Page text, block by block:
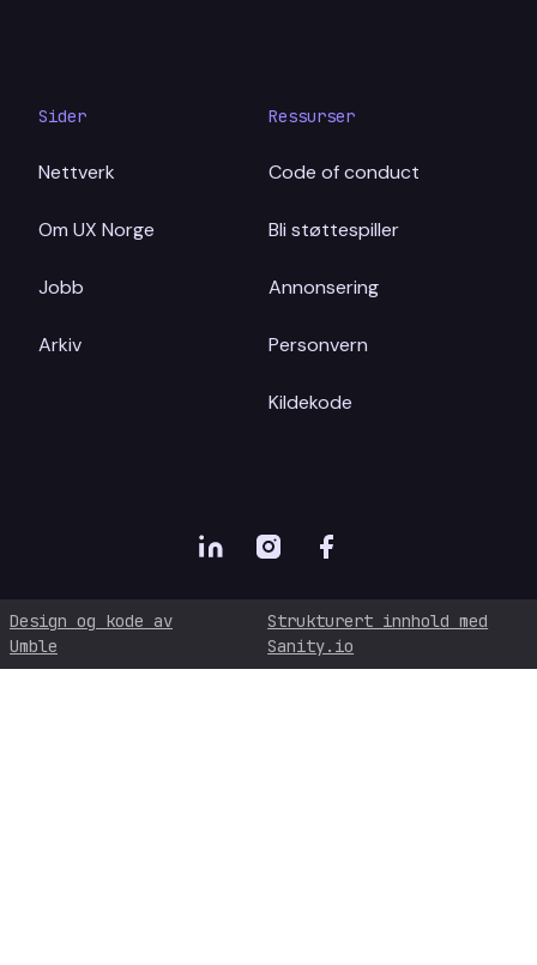
Sider
Nettverk
Om UX Norge
Jobb
Arkiv
Ressurser
Code of conduct
Bli støttespiller
Annonsering
Personvern
Kildekode
Design og kode av
Umble
Strukturert innhold med
Sanity.io